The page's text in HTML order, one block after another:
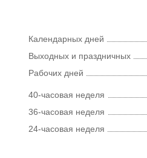
Календарных дней
Выходных и праздничных
Рабочих дней
40-часовая неделя
36-часовая неделя
24-часовая неделя